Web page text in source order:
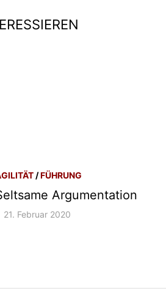
/FÜHRUNG
Argumentation
21. Februar 2020